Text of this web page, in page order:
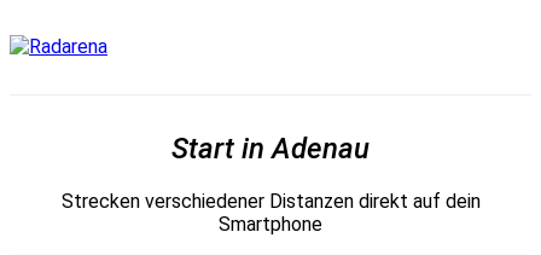
Start in Adenau
Strecken verschiedener Distanzen direkt auf dein
Smartphone